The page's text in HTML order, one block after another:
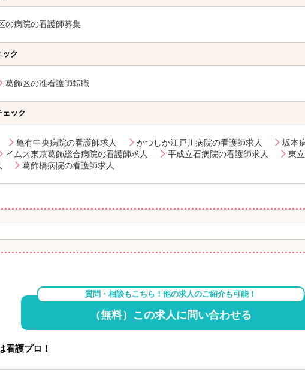
の病院の看護師募集
ック
葛飾区の准看護師転職
ェック
亀有中央病院の看護師求人 かつしか江戸川病院の看護師求人
坂本
イムス東京葛飾総合病院の看護師求人 平成立石病院の看護師求人
東
葛飾橋病院の看護師求人
質問・相談もこちら！他の求人のご紹介も可能！
（無料）この求人に問い合わせる
看護プロ！